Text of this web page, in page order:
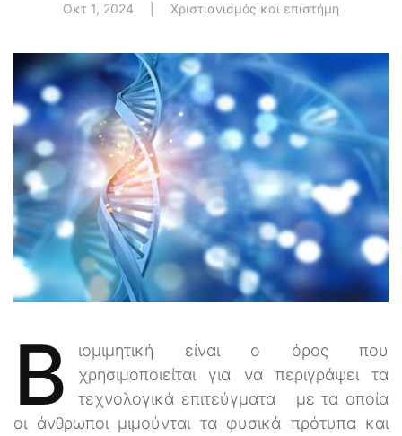
Οκτ 1, 2024 Χριστιανισμός και επιστήμη
Β
ιομιμητική είναι ο όρος που
χρησιμοποιείται για να περιγράψει τα
τεχνολογικά επιτεύγματα με τα οποία
οι άνθρωποι μιμούνται τα φυσικά πρότυπα και